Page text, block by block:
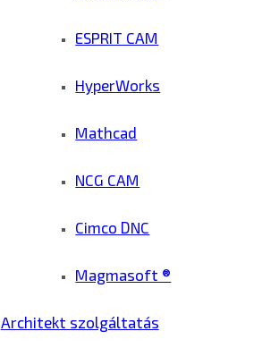
ESPRIT CAM
HyperWorks
Mathcad
NCG CAM
Cimco DNC
Magmasoft ®
Architekt szolgáltatás